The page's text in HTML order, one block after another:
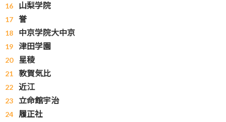
山梨学院
誉
中京学院大中京
津田学園
星稜
敦賀気比
近江
立命館宇治
履正社